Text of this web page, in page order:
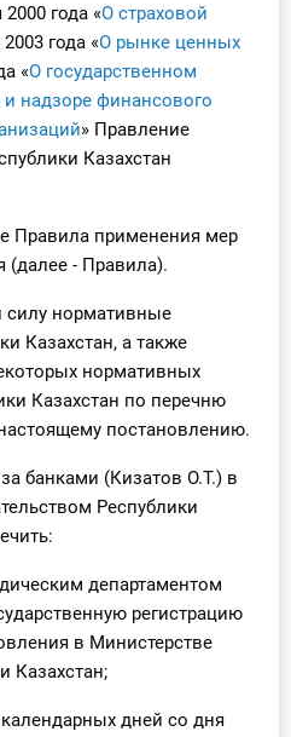
2000 года «О страховой
года «О рынке ценных
«О государственном
и надзоре финансового
» Правление
Казахстан
Правила применения мер
(далее - Правила).
силу нормативные
Казахстан, а также
нормативных
Казахстан по перечню
постановлению.
банками (Кизатов О.Т.) в
Республики
департаментом
регистрацию
в Министерстве
Казахстан;
дней со дня